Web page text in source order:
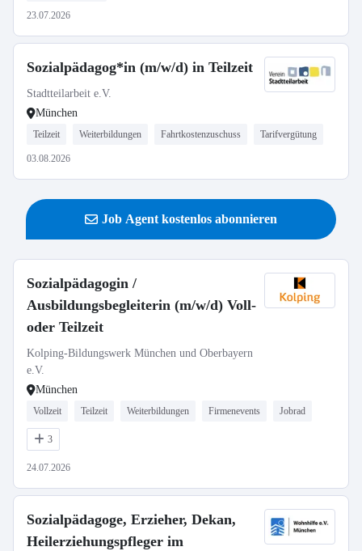
23.07.2026
Sozialpädagog*in (m/w/d) in Teilzeit
Stadtteilarbeit e.V.
München
Teilzeit Weiterbildungen Fahrtkostenzuschuss Tarifvergütung
03.08.2026
Job Agent kostenlos abonnieren
Sozialpädagogin /
Ausbildungsbegleiterin (m/w/d) Voll-
oder Teilzeit
Kolping-Bildungswerk München und Oberbayern
e.V.
München
Vollzeit Teilzeit Weiterbildungen Firmenevents Jobrad
3
24.07.2026
Sozialpädagoge, Erzieher, Dekan,
Heilerziehungspfleger im